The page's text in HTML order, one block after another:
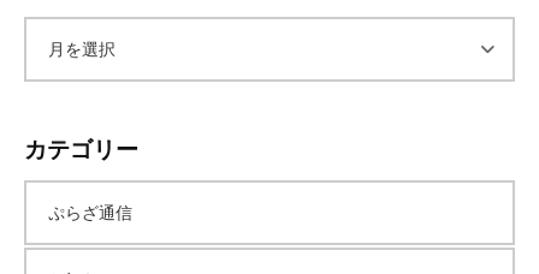
カ
イ
カテゴリー
ぷらざ通信